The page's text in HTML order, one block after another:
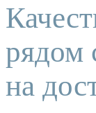
рядом
на